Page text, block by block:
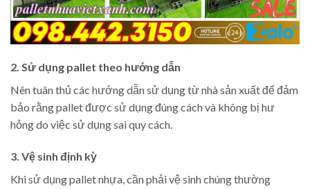
2. Sử dụng pallet theo hướng dẫn
Nên tuân thủ các hướng dẫn sử dụng từ nhà sản xuất để đảm
bảo rằng pallet được sử dụng đúng cách và không bị hư
hỏng do việc sử dụng sai quy cách.
3. Vệ sinh định kỳ
Khi sử dụng pallet nhựa, cần phải vệ sinh chúng thường